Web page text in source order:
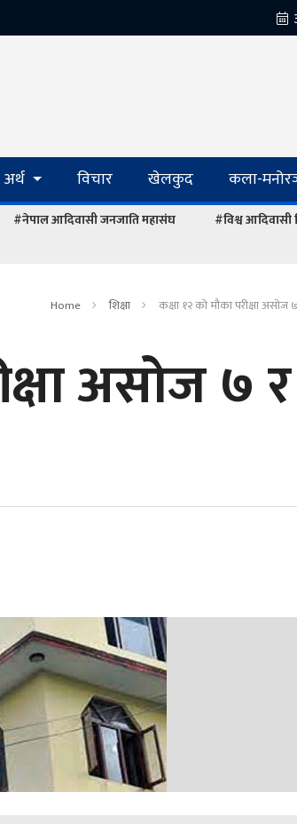
अर्थ विचार खेलकुद कला-
#नेपाल आदिवासी जनजाति महासंघ
#विश्व आदिवासी
Home शिक्षा कक्षा १२ को मौका परीक्षा
असोज ७